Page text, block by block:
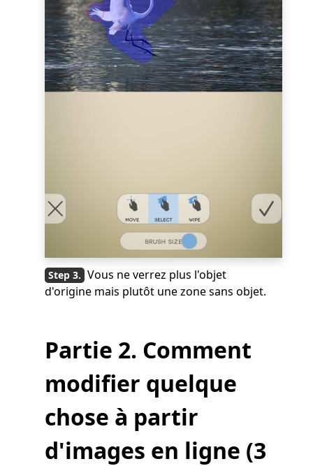
Vous ne verrez plus l'objet
d'origine mais plutôt une zone sans objet.
Partie 2. Comment
modifier quelque
chose à partir
d'images en ligne (3